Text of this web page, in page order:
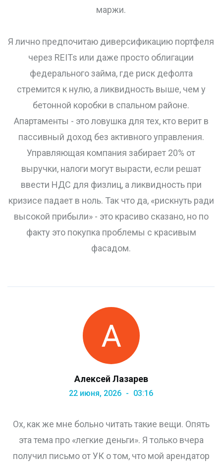
маржи.
Я лично предпочитаю диверсификацию портфеля
через REITs или даже просто облигации
федерального займа, где риск дефолта
стремится к нулю, а ликвидность выше, чем у
бетонной коробки в спальном районе.
Апартаменты - это ловушка для тех, кто верит в
пассивный доход без активного управления.
Управляющая компания забирает 20% от
выручки, налоги могут вырасти, если решат
ввести НДС для физлиц, а ликвидность при
кризисе падает в ноль. Так что да, «рискнуть ради
высокой прибыли» - это красиво сказано, но по
факту это покупка проблемы с красивым
фасадом.
Алексей Лазарев
22 июня, 2026 03:16
Ох, как же мне больно читать такие вещи. Опять
эта тема про «легкие деньги». Я только вчера
получил письмо от УК о том, что мой арендатор